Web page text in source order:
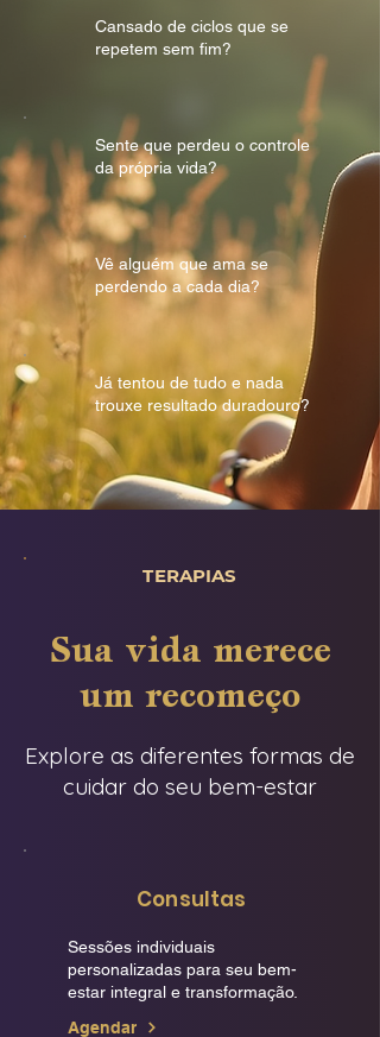
Cansado de ciclos que se
repetem sem fim?
Sente que perdeu o controle
da própria vida?
Vê alguém que ama se
perdendo a cada dia?
Já tentou de tudo e nada
trouxe resultado duradouro?
TERAPIAS
Sua vida merece
um recomeço
Explore as diferentes formas de
cuidar do seu bem-estar
Consultas
Sessões individuais
personalizadas para seu bem-
estar integral e transformação.
Agendar